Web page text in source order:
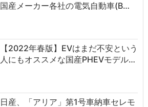
国産メーカー各社の電気自動車(B…
【2022年春版】EVはまだ不安という
人にもオススメな国産PHEVモデル…
日産、「アリア」第1号車納車セレモ